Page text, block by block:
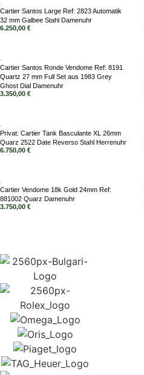
Cartier Santos Large Ref: 2823 Automatik
32 mm Galbee Stahl Damenuhr
6.250,00 €
Cartier Santos Ronde Vendome Ref: 8191
Quartz 27 mm Full Set aus 1983 Grey
Ghost Dial Damenuhr
3.350,00 €
Privat: Cartier Tank Basculante XL 26mm
Quarz 2522 Date Reverso Stahl Herrenuhr
6.750,00 €
Cartier Vendome 18k Gold 24mm Ref:
881002 Quarz Damenuhr
3.750,00 €